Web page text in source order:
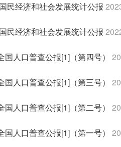
民经济和社会发展统计公报
民经济和社会发展统计公报
人口普查公报[1]（第四号）
人口普查公报[1]（第三号）
人口普查公报[1]（第二号）
人口普查公报[1]（第一号）